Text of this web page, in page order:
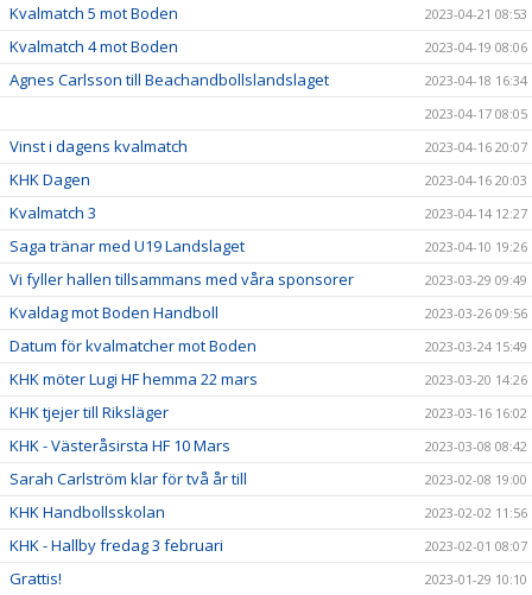
Kvalmatch 5 mot Boden 2023-04-21 08:53
Kvalmatch 4 mot Boden 2023-04-19 08:06
Agnes Carlsson till Beachandbollslandslaget
2023-04-18 16:34
2023-04-17 08:05
Vinst i dagens kvalmatch 2023-04-16 20:07
KHK Dagen 2023-04-16 20:03
Kvalmatch 3 2023-04-14 12:27
Saga tränar med U19 Landslaget 2023-04-10 19:26
Vi fyller hallen tillsammans med våra sponsorer 2023-03-29 09:49
Kvaldag mot Boden Handboll 2023-03-26 09:56
Datum för kvalmatcher mot Boden 2023-03-24 15:49
KHK möter Lugi HF hemma 22 mars 2023-03-20 14:26
KHK tjejer till Riksläger 2023-03-16 16:02
KHK - Västeråsirsta HF 10 Mars 2023-03-08 08:42
Sarah Carlström klar för två år till 2023-02-08 19:00
KHK Handbollsskolan 2023-02-02 11:56
KHK - Hallby fredag 3 februari 2023-02-01 08:07
Grattis! 2023-01-29 10:10